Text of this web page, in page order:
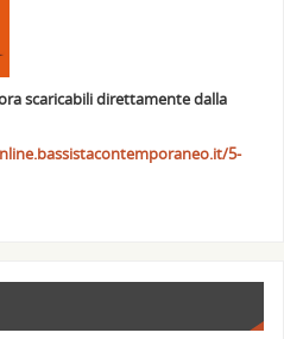
scaricabili direttamente dalla
5-